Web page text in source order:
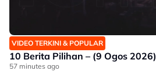
VIDEO TERKINI & POPULAR
10 Berita Pilihan – (9 Ogos 2026)
57 minutes ago